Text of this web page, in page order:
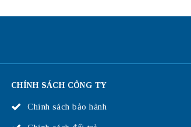
CHÍNH SÁCH CÔNG TY
Chính sách bảo hành